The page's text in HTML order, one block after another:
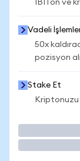
IBITon ve
Vadeli
50x
pozisyon
Stake Et
Kriptonuzu